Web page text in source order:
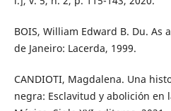
BOIS, William Edward B. Du. As
de Janeiro: Lacerda, 1999.
CANDIOTI, Magdalena. Una
negra: Esclavitud y abolición en